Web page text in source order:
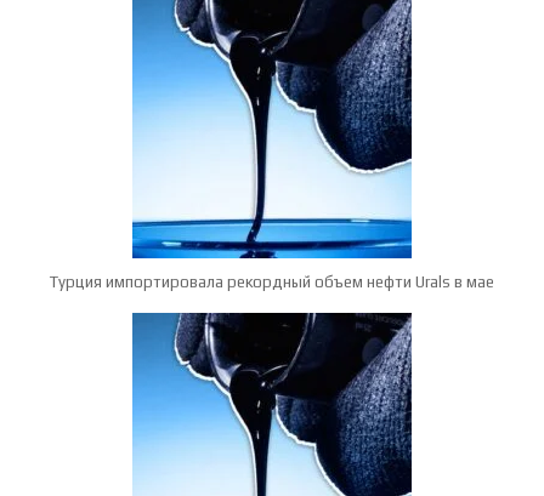
Турция импортировала рекордный объем нефти Urals в мае